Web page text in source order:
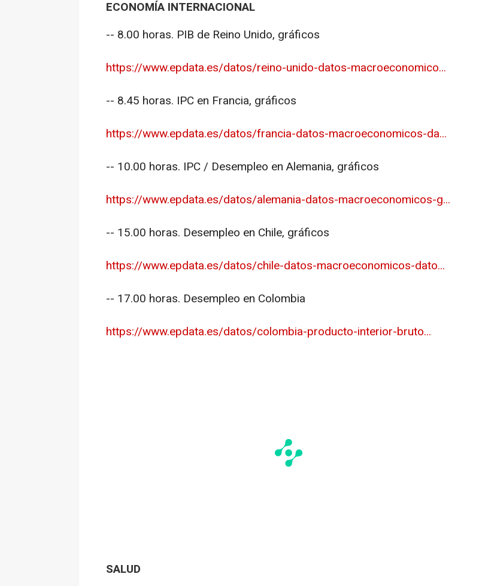
ECONOMÍA INTERNACIONAL
-- 8.00 horas. PIB de Reino Unido, gráficos
https://www.epdata.es/datos/reino-unido-datos-macroeconomico...
-- 8.45 horas. IPC en Francia, gráficos
https://www.epdata.es/datos/francia-datos-macroeconomicos-da...
-- 10.00 horas. IPC / Desempleo en Alemania, gráficos
https://www.epdata.es/datos/alemania-datos-macroeconomicos-g...
-- 15.00 horas. Desempleo en Chile, gráficos
https://www.epdata.es/datos/chile-datos-macroeconomicos-dato...
-- 17.00 horas. Desempleo en Colombia
https://www.epdata.es/datos/colombia-producto-interior-bruto...
SALUD